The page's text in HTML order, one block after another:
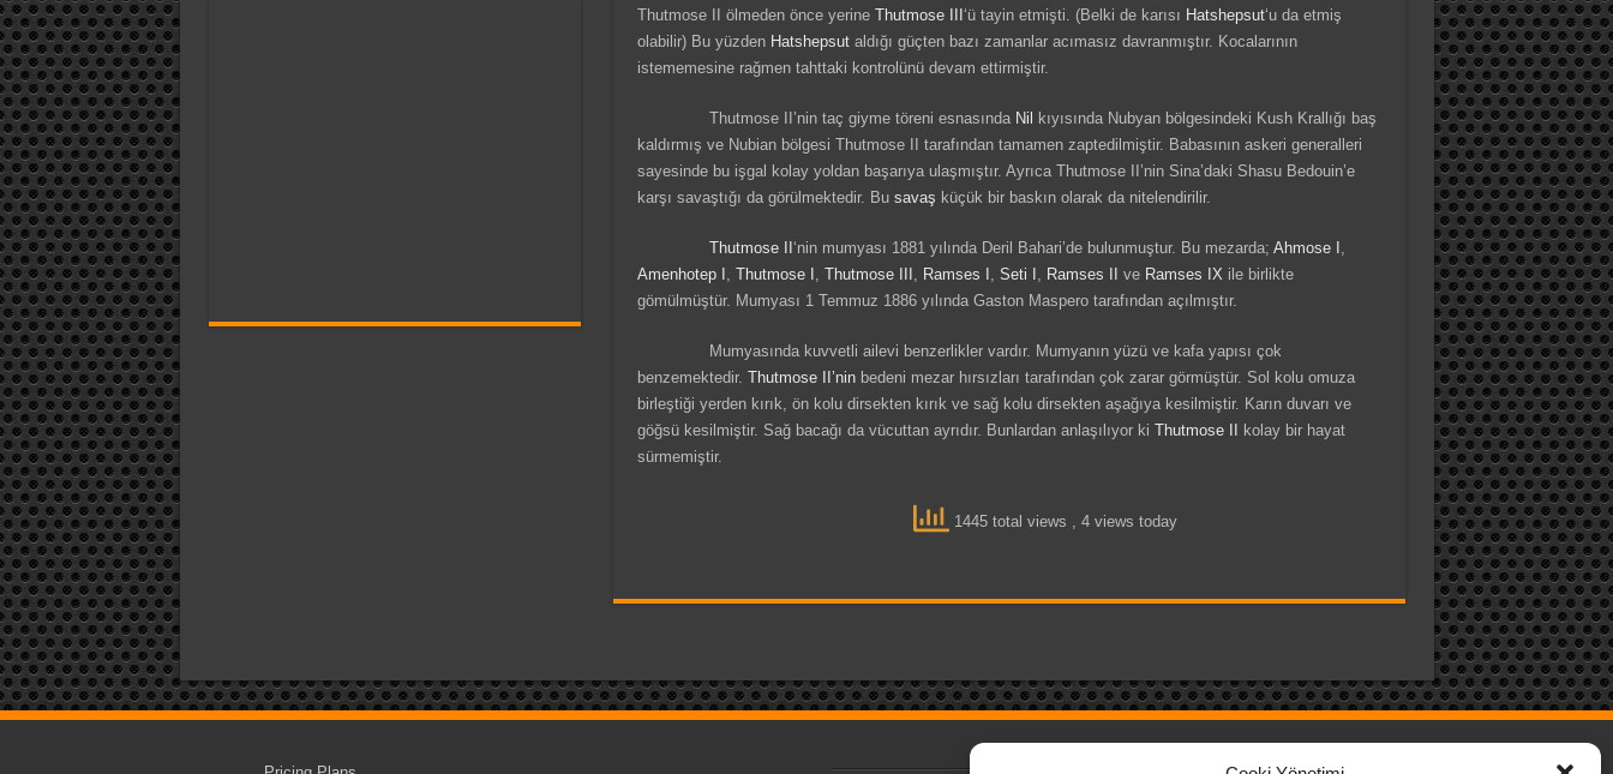
Thutmose II ölmeden önce yerine Thutmose III‘ü tayin etmişti. (Belki de karısı Hatshepsut‘u da etmiş
olabilir) Bu yüzden Hatshepsutaldığı güçten bazı zamanlar acımasız davranmıştır. Kocalarının
istememesine rağmen tahttaki kontrolünü devam ettirmiştir.
Thutmose II’nin taç giyme töreni esnasında Nil kıyısında Nubyan bölgesindeki Kush Krallığı baş
kaldırmış ve Nubian bölgesi Thutmose II tarafından tamamen zaptedilmiştir. Babasının askeri generalleri
sayesinde bu işgal kolay yoldan başarıya ulaşmıştır. Ayrıca Thutmose II’nin Sina’daki Shasu Bedouin’e
karşı savaştığı da görülmektedir. Bu savaş küçük bir baskın olarak da nitelendirilir.
Thutmose II‘nin mumyası 1881 yılında Deril Bahari’de bulunmuştur. Bu mezarda; Ahmose I
Amenhotep I Thutmose I Thutmose III Ramses I Seti I Ramses II veRamses IX ile birlikte
gömülmüştür. Mumyası 1 Temmuz 1886 yılında Gaston Maspero tarafından açılmıştır.
Mumyasında kuvvetli ailevi benzerlikler vardır. Mumyanın yüzü ve kafa yapısı çok
benzemektedir. Thutmose II’ninbedeni mezar hırsızları tarafından çok zarar görmüştür. Sol kolu omuza
birleştiği yerden kırık, ön kolu dirsekten kırık ve sağ kolu dirsekten aşağıya kesilmiştir. Karın duvarı ve
göğsü kesilmiştir. Sağ bacağı da vücuttan ayrıdır. Bunlardan anlaşılıyor ki Thutmose II kolay bir hayat
sürmemiştir.
1445 total views , 4 views today